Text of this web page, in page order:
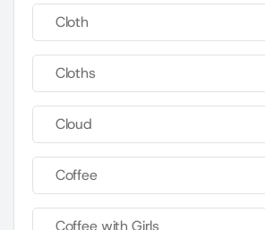
Cloth
Cloths
Cloud
Coffee